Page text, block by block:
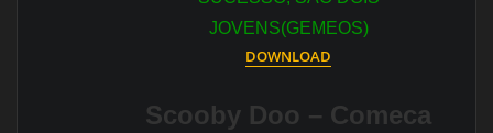
JOVENS(GEMEOS)
DOWNLOAD
Scooby Doo – Comeca